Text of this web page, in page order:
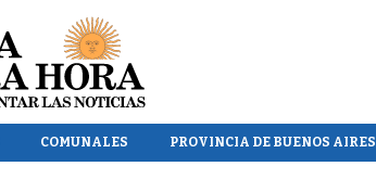
COMUNALES PROVINCIA DE BUENOS AIRES